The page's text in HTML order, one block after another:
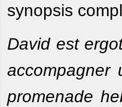
synopsis
David est
promenade